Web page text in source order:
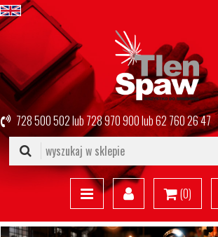
728 500 502lub728 970 900lub62 760 26 47
(0)